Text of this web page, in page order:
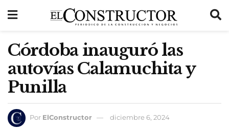
Córdoba inauguró las
autovías Calamuchita y
Punilla
Por ElConstructor diciembre 6, 2024